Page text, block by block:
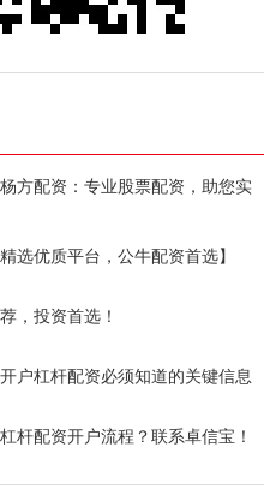
方配资：专业股票配资，助您实
选优质平台，公牛配资首选】
，投资首选！
户杠杆配资必须知道的关键信息
杆配资开户流程？联系卓信宝！